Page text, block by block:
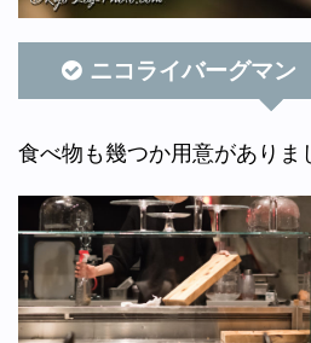
ニコライバーグマ
食べ物も幾つか用意がありま